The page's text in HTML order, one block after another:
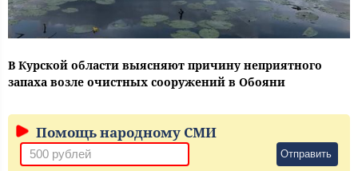
В Курской области выясняют причину неприятного
запаха возле очистных сооружений в Обояни
Помощь народному СМИ
Отправить